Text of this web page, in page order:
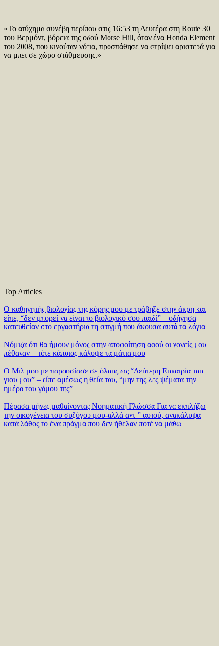
«Το ατύχημα συνέβη περίπου στις 16:53 τη Δευτέρα στη Route 30
του Βερμόντ, βόρεια της οδού Morse Hill, όταν ένα Honda Element
του 2008, που κινούταν νότια, προσπάθησε να στρίψει αριστερά για
να μπει σε χώρο στάθμευσης.»
Top Articles
Ο καθηγητής βιολογίας της κόρης μου με τράβηξε στην άκρη και
είπε, “δεν μπορεί να είναι το βιολογικό σου παιδί” – οδήγησα
κατευθείαν στο εργαστήριο τη στιγμή που άκουσα αυτά τα λόγια
Νόμιζα ότι θα ήμουν μόνος στην αποφοίτηση αφού οι γονείς μου
πέθαναν – τότε κάποιος κάλυψε τα μάτια μου
Ο Μιλ μου με παρουσίασε σε όλους ως “Δεύτερη Ευκαιρία του
γιου μου” – είπε αμέσως η θεία του, “μην της λες ψέματα την
ημέρα του γάμου της”
Πέρασα μήνες μαθαίνοντας Νοηματική Γλώσσα Για να εκπλήξω
την οικογένεια του συζύγου μου-αλλά αντ ” αυτού, ανακάλυψα
κατά λάθος το ένα πράγμα που δεν ήθελαν ποτέ να μάθω